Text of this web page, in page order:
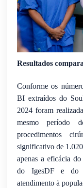
Resultados
Conforme os
BI extraídos do
2024 foram
mesmo período
procedimentos
significativo de
apenas a eficácia
do IgesDF e do
atendimento à